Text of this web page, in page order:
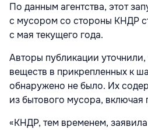
По данным агентства, этот
с мусором со стороны КНДР
с мая текущего года.
Авторы публикации
веществ в прикрепленных к
обнаружено не было. Их
из бытового мусора, включая
«КНДР, тем временем,